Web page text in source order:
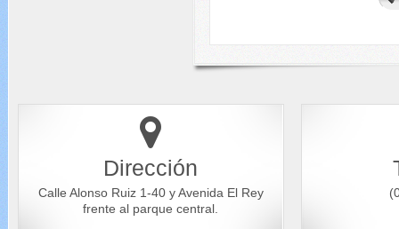
Dirección
Calle Alonso Ruiz 1-40 y Avenida El Rey
frente al parque central.